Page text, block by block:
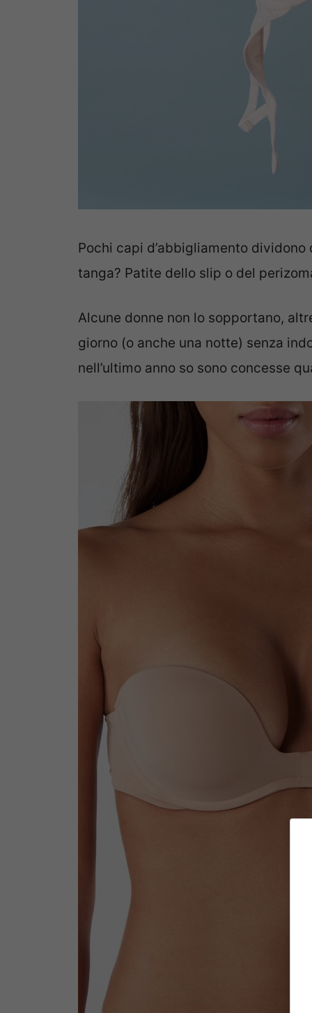
Pochi capi d’abbigliamento dividono
tanga? Patite dello slip o del
Alcune donne non lo sopportano,
giorno (o anche una notte) senza
nell’ultimo anno so sono concesse